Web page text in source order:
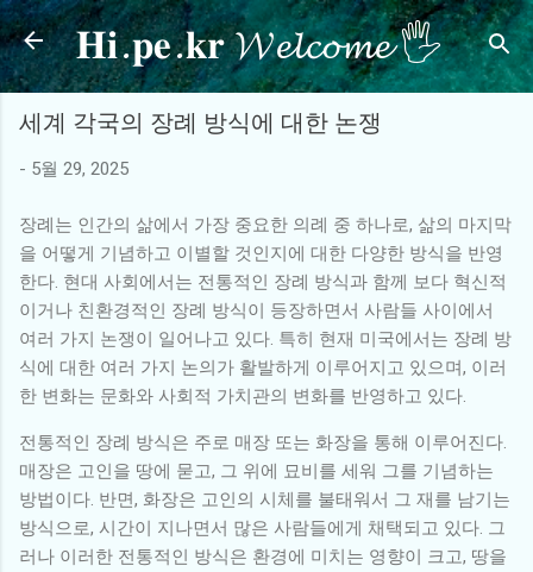
기본 콘텐츠로 건너뛰기
𝐇𝐢.𝐩𝐞.𝐤𝐫 𝓦𝓮𝓵𝓬𝓸𝓶𝓮 🖐
세계 각국의 장례 방식에 대한 논쟁
- 5월 29, 2025
장례는 인간의 삶에서 가장 중요한 의례 중 하나로, 삶의 마지막
을 어떻게 기념하고 이별할 것인지에 대한 다양한 방식을 반영
한다. 현대 사회에서는 전통적인 장례 방식과 함께 보다 혁신적
이거나 친환경적인 장례 방식이 등장하면서 사람들 사이에서
여러 가지 논쟁이 일어나고 있다. 특히 현재 미국에서는 장례 방
식에 대한 여러 가지 논의가 활발하게 이루어지고 있으며, 이러
한 변화는 문화와 사회적 가치관의 변화를 반영하고 있다.
전통적인 장례 방식은 주로 매장 또는 화장을 통해 이루어진다.
매장은 고인을 땅에 묻고, 그 위에 묘비를 세워 그를 기념하는
방법이다. 반면, 화장은 고인의 시체를 불태워서 그 재를 남기는
방식으로, 시간이 지나면서 많은 사람들에게 채택되고 있다. 그
러나 이러한 전통적인 방식은 환경에 미치는 영향이 크고, 땅을